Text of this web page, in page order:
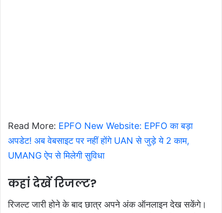
Read More: EPFO New Website: EPFO का बड़ा
अपडेट! अब वेबसाइट पर नहीं होंगे UAN से जुड़े ये 2 काम,
UMANG ऐप से मिलेगी सुविधा
कहां देखें रिजल्ट?
रिजल्ट जारी होने के बाद छात्र अपने अंक ऑनलाइन देख सकेंगे।